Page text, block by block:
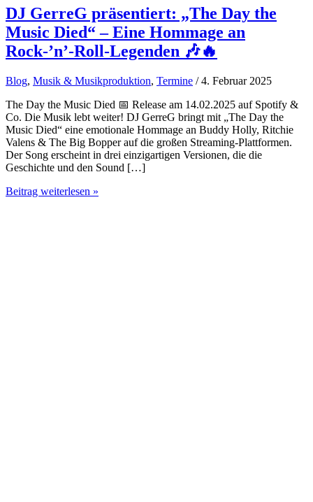
DJ GerreG präsentiert: „The Day the
Music Died“ – Eine Hommage an
Rock-’n’-Roll-Legenden 🎶🔥
Blog, Musik & Musikproduktion, Termine / 4. Februar 2025
The Day the Music Died 📅 Release am 14.02.2025 auf Spotify &
Co. Die Musik lebt weiter! DJ GerreG bringt mit „The Day the
Music Died“ eine emotionale Hommage an Buddy Holly, Ritchie
Valens & The Big Bopper auf die großen Streaming-Plattformen.
Der Song erscheint in drei einzigartigen Versionen, die die
Geschichte und den Sound […]
DJ
Beitrag weiterlesen »